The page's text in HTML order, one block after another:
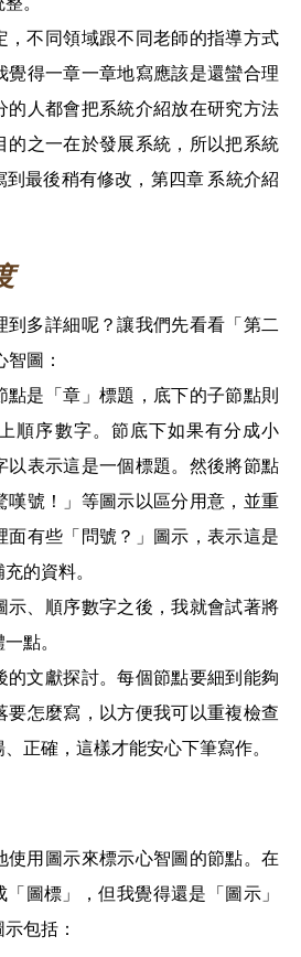
，不同領域跟不同老師的指導方式
覺得一章一章地寫應該是還蠻合理
的人都會把系統介紹放在研究方法
的之一在於發展系統，所以把系統
最後稍有修改，第四章 系統介紹
到多詳細呢？讓我們先看看「第二
圖：
點是「章」標題，底下的子節點則
順序數字。節底下如果有分成小
以表示這是一個標題。然後將節點
嘆號！」等圖示以區分用意，並重
面有些「問號？」圖示，表示這是
的資料。
示、順序數字之後，我就會試著將
點。
的文獻探討。每個節點要細到能夠
要怎麼寫，以方便我可以重複檢查
正確，這樣才能安心下筆寫作。
使用圖示來標示心智圖的節點。在
圖標」，但我覺得還是「圖示」
包括：